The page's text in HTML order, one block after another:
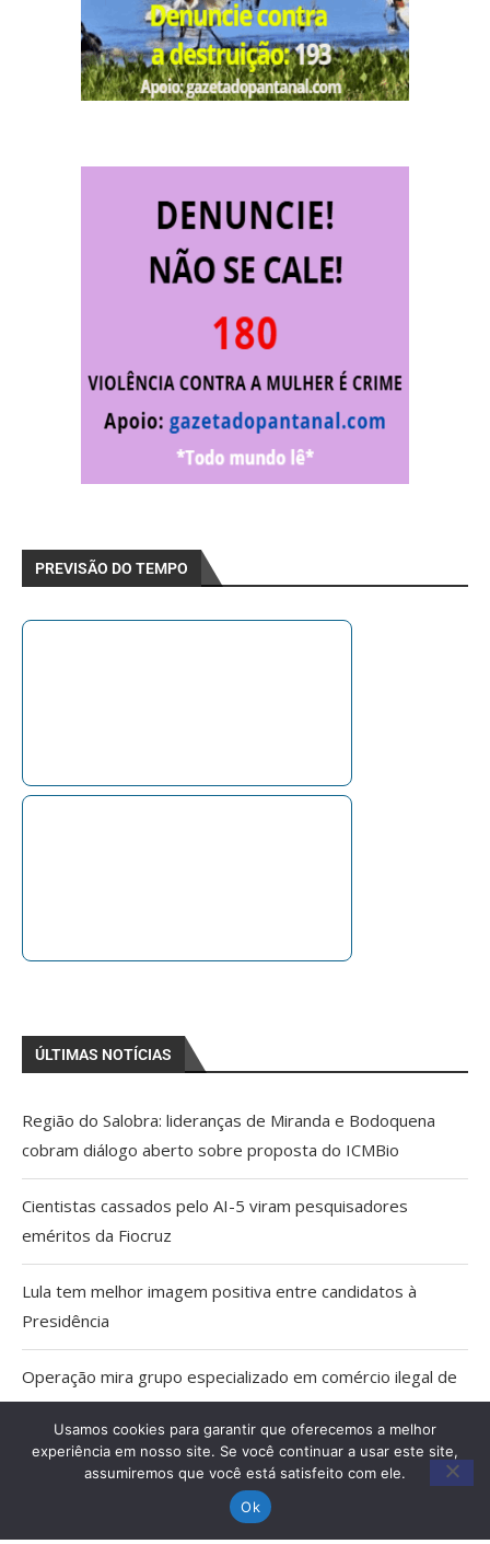
PREVISÃO DO TEMPO
ÚLTIMAS NOTÍCIAS
Região do Salobra: lideranças de Miranda e Bodoquena
cobram diálogo aberto sobre proposta do ICMBio
Cientistas cassados pelo AI-5 viram pesquisadores
eméritos da Fiocruz
Lula tem melhor imagem positiva entre candidatos à
Presidência
Operação mira grupo especializado em comércio ilegal de
armas em MS
TCE apreende 6 veículos irregulares do transporte escolar
Usamos cookies para garantir que oferecemos a melhor
experiência em nosso site. Se você continuar a usar este site,
assumiremos que você está satisfeito com ele.
Ok